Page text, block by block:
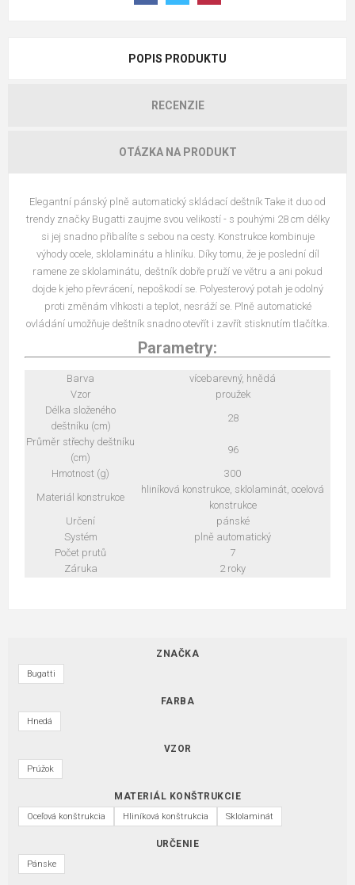
POPIS PRODUKTU
RECENZIE
OTÁZKA NA PRODUKT
Elegantní pánský plně automatický skládací deštník Take it duo od
trendy značky Bugatti zaujme svou velikostí - s pouhými 28 cm délky
si jej snadno přibalíte s sebou na cesty. Konstrukce kombinuje
výhody ocele, sklolaminátu a hliníku. Díky tomu, že je poslední díl
ramene ze sklolaminátu, deštník dobře pruží ve větru a ani pokud
dojde k jeho převrácení, nepoškodí se. Polyesterový potah je odolný
proti změnám vlhkosti a teplot, nesráží se. Plně automatické
ovládání umožňuje deštník snadno otevřít i zavřít stisknutím tlačítka.
Parametry:
Barva
vícebarevný, hnědá
Vzor
proužek
Délka složeného
deštníku (cm)
28
Průměr střechy deštníku
(cm)
96
Hmotnost (g)
300
Materiál konstrukce
hliníková konstrukce, sklolaminát, ocelová
konstrukce
Určení
pánské
Systém
plně automatický
Počet prutů
7
Záruka
2 roky
ZNAČKA
Bugatti
FARBA
Hnedá
VZOR
Prúžok
MATERIÁL KONŠTRUKCIE
Oceľová konštrukcia Hliníková konštrukcia Sklolaminát
URČENIE
Pánske